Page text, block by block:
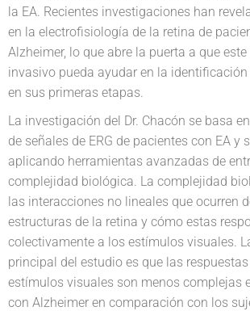
la EA. Recientes investigaciones han
en la electrofisiología de la retina de
Alzheimer, lo que abre la puerta a que
invasivo pueda ayudar en la
en sus primeras etapas.
La investigación del Dr. Chacón se basa
de señales de ERG de pacientes con EA y
aplicando herramientas avanzadas de
complejidad biológica. La complejidad
las interacciones no lineales que ocurren
estructuras de la retina y cómo estas
colectivamente a los estímulos visuales.
principal del estudio es que las
estímulos visuales son menos complejas
con Alzheimer en comparación con los